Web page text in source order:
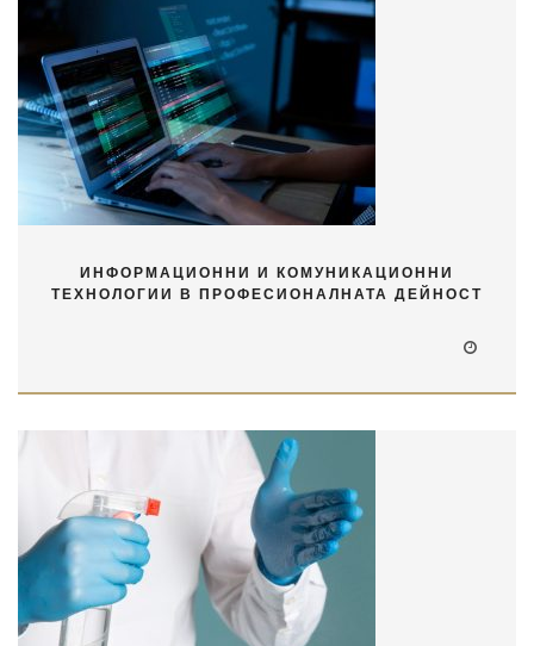
ИНФОРМАЦИОННИ И КОМУНИКАЦИОННИ
ТЕХНОЛОГИИ В ПРОФЕСИОНАЛНАТА ДЕЙНОСТ